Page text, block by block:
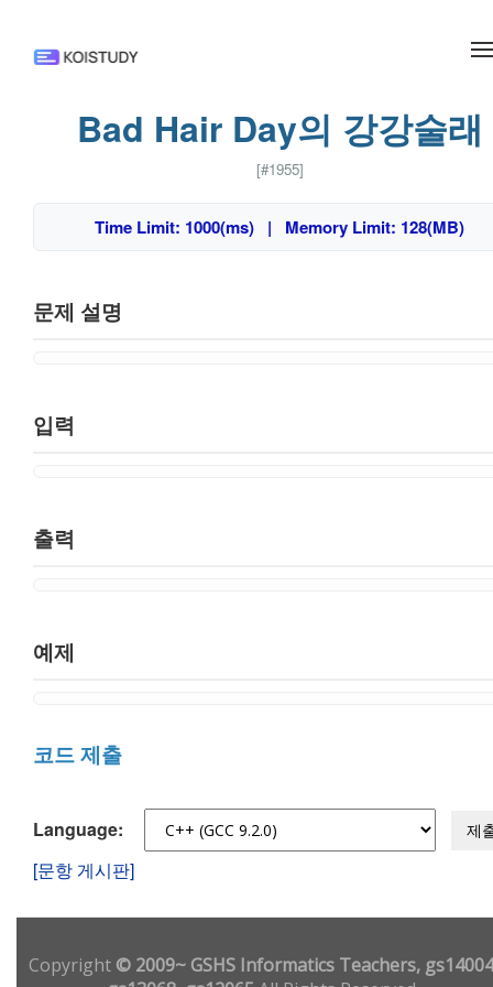
Bad Hair Day의 강강술래
[#1955]
Time Limit: 1000(ms) | Memory Limit: 128(MB)
문제 설명
입력
출력
예제
코드 제출
Language: 제
[문항 게시판]
Copyright© 2009~ GSHS Informatics Teachers,